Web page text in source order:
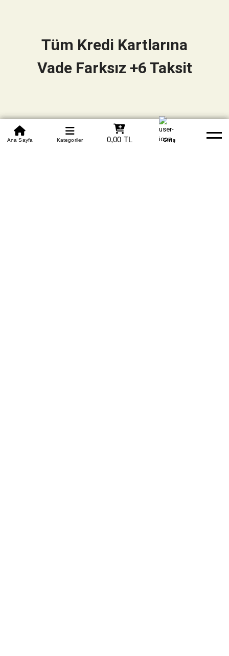
0850 305 09 70
Beden Tablosu Banka Hesapları Whatsapp Yardım
Ana Sayfa Kategoriler 0,00 TL Giriş
Tüm Kredi Kartlarına
Vade Farksız +6 Taksit